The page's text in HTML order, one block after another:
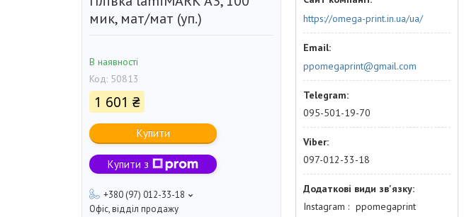
мик, мат/мат (уп.)
В наявності
Код: 50813
1 601 ₴
Купити
Купити з
+380 (97) 012-33-18
Офіс, відділ продажу
https://omega-print.in.ua/ua/
ppomegaprint@gmail.com
095-501-19-70
097-012-33-18
Instagram ppomegaprint